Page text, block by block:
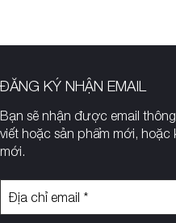
ĐĂNG KÝ NHẬN EMAIL
Bạn sẽ nhận được email
viết hoặc sản phẩm mới, hoặc
mới.